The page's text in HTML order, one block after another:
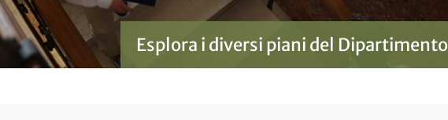
Esplora i diversi piani del Dipartimento